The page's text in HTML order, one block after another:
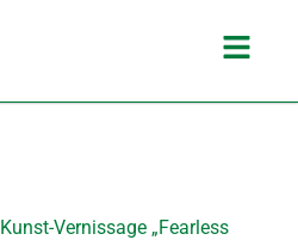
Main
Kunst-Vernissage „Fearless